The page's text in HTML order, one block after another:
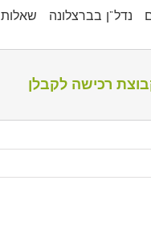
נדל"ן בברצלונה
רכישה לקבלן